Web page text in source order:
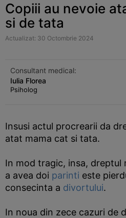
Copiii au nevoie
si de tata
Actualizat: 30 Octombrie 2024
Consultant medical:
Iulia Florea
Psiholog
Insusi actul procrearii da
atat mama cat si tata.
In mod tragic, insa, dreptul
a avea doi parinti este
consecinta a divortului.
In noua din zece cazuri de